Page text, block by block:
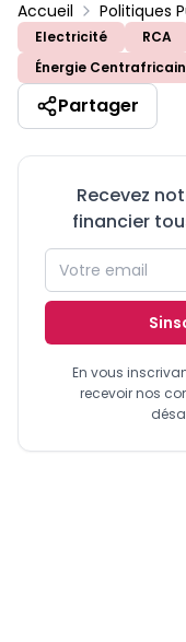
Accueil
Electricité RCA
Énergie
Partager
Recevez
financier
En vous
recevoir nos